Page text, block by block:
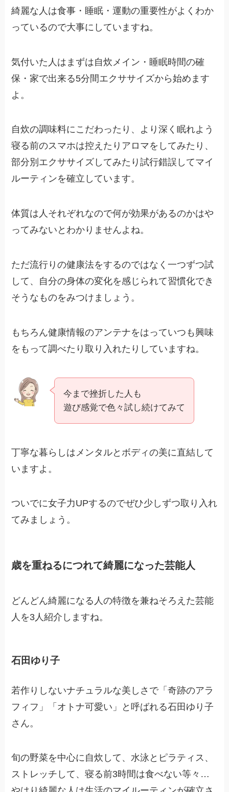
綺麗な人は食事・睡眠・運動の重要性がよくわか
っているので大事にしていますね。
気付いた人はまずは自炊メイン・睡眠時間の確
保・家で出来る5分間エクササイズから始めます
よ。
自炊の調味料にこだわったり、より深く眠れよう
寝る前のスマホは控えたりアロマをしてみたり、
部分別エクササイズしてみたり試行錯誤してマイ
ルーティンを確立しています。
体質は人それぞれなので何が効果があるのかはや
ってみないとわかりませんよね。
ただ流行りの健康法をするのではなく一つずつ試
して、自分の身体の変化を感じられて習慣化でき
そうなものをみつけましょう。
もちろん健康情報のアンテナをはっていつも興味
をもって調べたり取り入れたりしていますね。
今まで挫折した人も
遊び感覚で色々試し続けてみて
丁寧な暮らしはメンタルとボディの美に直結して
いますよ。
ついでに女子力UPするのでぜひ少しずつ取り入れ
てみましょう。
歳を重ねるにつれて綺麗になった芸能人
どんどん綺麗になる人の特徴を兼ねそろえた芸能
人を3人紹介しますね。
石田ゆり子
若作りしないナチュラルな美しさで「奇跡のアラ
フィフ」「オトナ可愛い」と呼ばれる石田ゆり子
さん。
旬の野菜を中心に自炊して、水泳とピラティス、
ストレッチして、寝る前3時間は食べない等々…